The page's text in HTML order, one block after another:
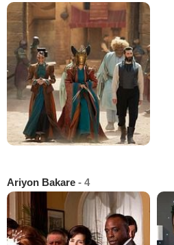
Ariyon Bakare - 4